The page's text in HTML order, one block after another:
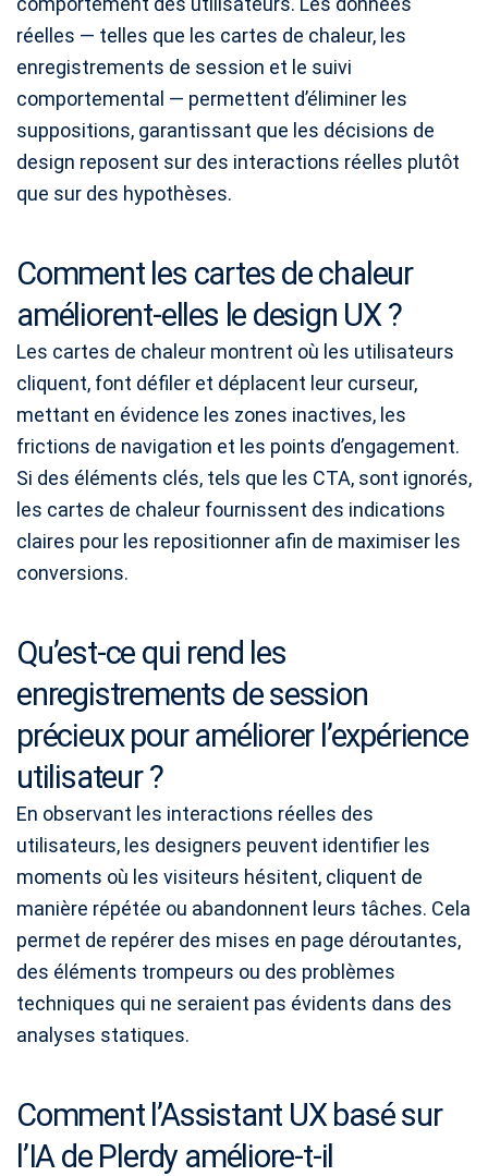
réelles — telles que les cartes de chaleur, les
enregistrements de session et le suivi
comportemental — permettent d’éliminer les
suppositions, garantissant que les décisions de
design reposent sur des interactions réelles plutôt
que sur des hypothèses.
Comment les cartes de chaleur
améliorent-elles le design UX ?
Les cartes de chaleur montrent où les utilisateurs
cliquent, font défiler et déplacent leur curseur,
mettant en évidence les zones inactives, les
frictions de navigation et les points d’engagement.
Si des éléments clés, tels que les CTA, sont ignorés,
les cartes de chaleur fournissent des indications
claires pour les repositionner afin de maximiser les
conversions.
Qu’est-ce qui rend les
enregistrements de session
précieux pour améliorer l’expérience
utilisateur ?
En observant les interactions réelles des
utilisateurs, les designers peuvent identifier les
moments où les visiteurs hésitent, cliquent de
manière répétée ou abandonnent leurs tâches. Cela
permet de repérer des mises en page déroutantes,
des éléments trompeurs ou des problèmes
techniques qui ne seraient pas évidents dans des
analyses statiques.
Comment l’Assistant UX basé sur
l’IA de Plerdy améliore-t-il